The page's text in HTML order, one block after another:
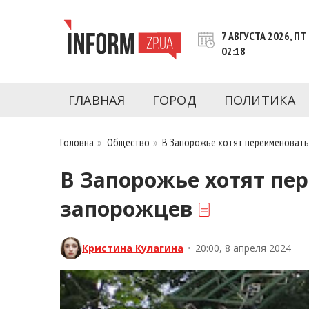
INFORM.ZP.UA – это информационный
последние новости Запорожья и
7 АВГУСТА 2026, ПТ
02:18
ГЛАВНАЯ ГОРОД ПОЛИТИКА
Головна » Общество »В Запорожье хотят
В Запорожье хотят
запорожцев
Кристина Кулагина • 20:00, 8 апреля 2024